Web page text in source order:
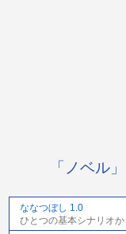
「ノベル
ななつぼし 1.0
ひとつの基本シナリオ